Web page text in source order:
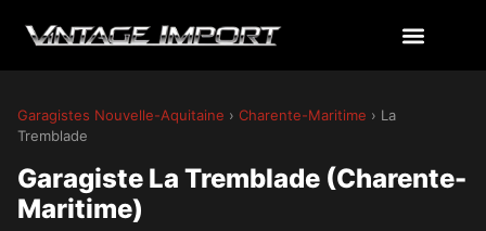
Garagistes Nouvelle-Aquitaine › Charente-Maritime › La
Tremblade
Garagiste La Tremblade (Charente-
Maritime)